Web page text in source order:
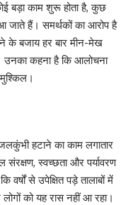
बड़ा काम शुरू होता है, कुछ
जाते हैं। समर्थकों का आरोप है
के बजाय हर बार मीन-मेख
उनका कहना है कि आलोचना
हटाने का काम लगातार
स्वच्छता और पर्यावरण
वर्षों से उपेक्षित पड़े तालाबों में
को यह रास नहीं आ रहा।